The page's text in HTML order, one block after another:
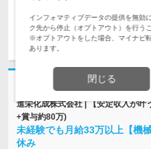
求人詳細を見る
志望動機・自己PR不要
進栄化成株式会社 | 【安定収入が
+賞与約80万)
未経験でも月給33万以上【機
休み
インフォマティブデータの提供を無効
ク先から停止（オプトアウト）を行う
※オプトアウトをした場合、マイナビ
あります。
閉じる